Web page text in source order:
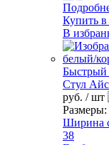
Купить
В
Быстрый
Стул
руб. / шт
Размеры:
Ширина
38